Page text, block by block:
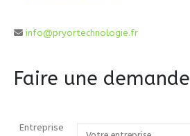
info@pryortechnologie.fr
Faire une demande
Entreprise